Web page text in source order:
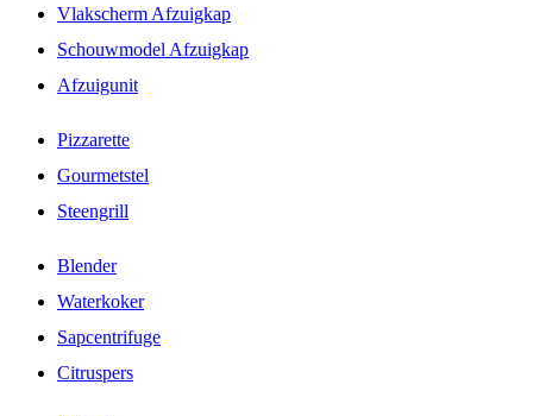
Vlakscherm Afzuigkap
Schouwmodel Afzuigkap
Afzuigunit
Pizzarette
Gourmetstel
Steengrill
Blender
Waterkoker
Sapcentrifuge
Citruspers